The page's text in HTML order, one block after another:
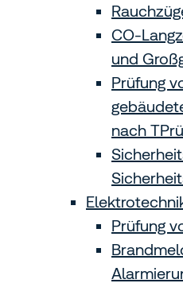
CO-
und
Prüfung
nach
Prüfung